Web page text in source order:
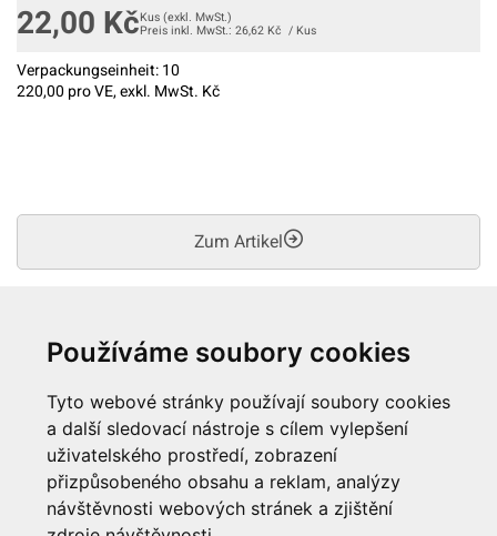
Používáme soubory cookies
Tyto webové stránky používají soubory cookies
a další sledovací nástroje s cílem vylepšení
uživatelského prostředí, zobrazení
přizpůsobeného obsahu a reklam, analýzy
návštěvnosti webových stránek a zjištění
22,00 KčKus (exkl. MwSt.)
Preis inkl. MwSt.: 26,62 Kč / Kus
Verpackungseinheit:10
220,00 pro VE, exkl. MwSt. Kč
Zum Artikel
Trefferanzahl:
24
48 96
Anzahl Produkte: 4